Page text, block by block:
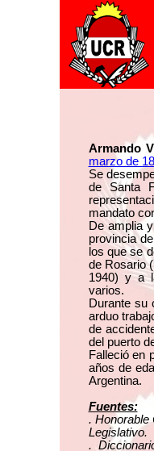
Armando
marzo de
Se
de Santa
mandato
De amplia
provincia
los que se
de Rosario
1940) y a
varios.
Durante su
arduo
de
del puerto
Falleció en
años de
Argentina.
Fuentes:
. Honorable
Legislativo.
.